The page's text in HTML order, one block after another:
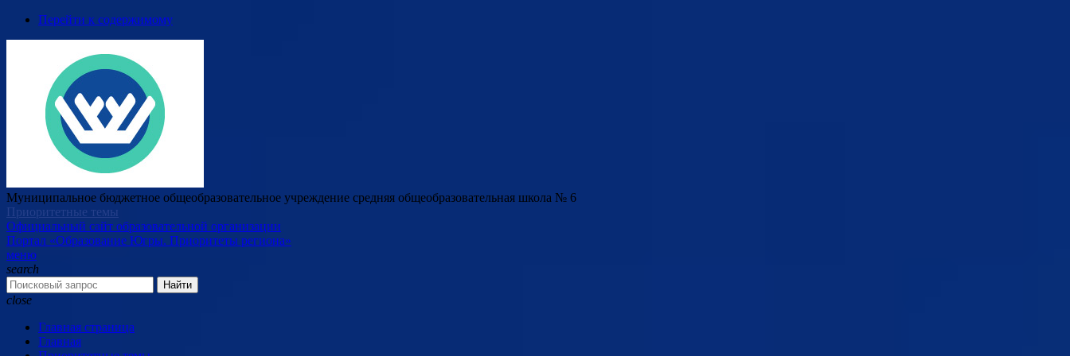
Перейти к содержимому
Муниципальное бюджетное общеобразовательное учреждение средняя общеобразовательная школа № 6
Приоритетные темы
Официальный сайт образовательной организации
Портал «Образование Югры. Приоритеты региона»
меню
search
Найти
close
Главная страница
Главная